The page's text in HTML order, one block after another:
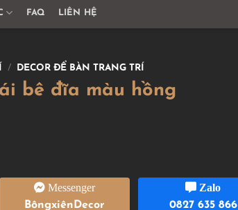
FAQ LIÊN HỆ
/ DECOR ĐỂ BÀN TRANG TRÍ
bê đĩa màu hồng
Messenger
BôngxiênDecor
Zalo
0827 635 866